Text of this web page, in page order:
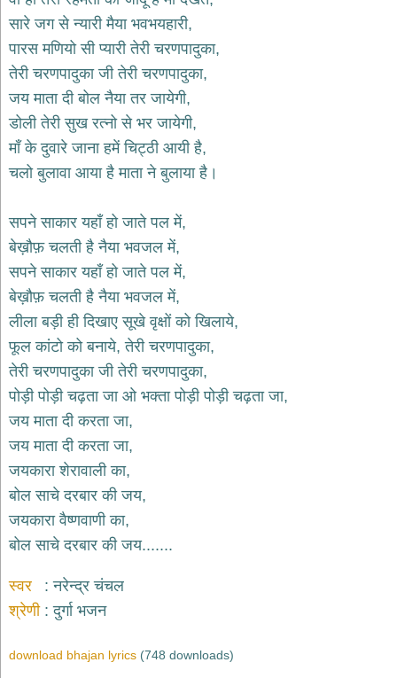
विविध
भजन
miscellaneous
bhajans
विष्णु
भजन
bhajans
बाबा
नाथ
भजन
baba
balak
nath
bhajans
भक्ति
भजन
patriotic
bhajans
खाटू
श्याम
भजन
shaym
रानी
दादी
rani
dadi
bhajans
बावा
सारे जग से न्यारी मैया भवभयहारी,
पारस मणियो सी प्यारी तेरी चरणपादुका,
तेरी चरणपादुका जी तेरी चरणपादुका,
जय माता दी बोल नैया तर जायेगी,
डोली तेरी सुख रत्नो से भर जायेगी,
माँ के दुवारे जाना हमें चिट्ठी आयी है,
चलो बुलावा आया है माता ने बुलाया है।
सपने साकार यहाँ हो जाते पल में,
बेख़ौफ़ चलती है नैया भवजल में,
सपने साकार यहाँ हो जाते पल में,
बेख़ौफ़ चलती है नैया भवजल में,
लीला बड़ी ही दिखाए सूखे वृक्षों को खिलाये,
फूल कांटो को बनाये, तेरी चरणपादुका,
तेरी चरणपादुका जी तेरी चरणपादुका,
पोड़ी पोड़ी चढ़ता जा ओ भक्ता पोड़ी पोड़ी चढ़ता जा,
जय माता दी करता जा,
जय माता दी करता जा,
जयकारा शेरावाली का,
बोल साचे दरबार की जय,
जयकारा वैष्णवाणी का,
बोल साचे दरबार की जय.......
स्वर
नरेन्द्र चंचल
श्रेणी
दुर्गा भजन
download bhajan lyrics (748 downloads)